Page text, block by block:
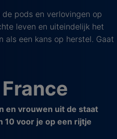
pods en verlovingen op
leven en uiteindelijk het
als een kans op herstel. Gaat
en vrouwen uit de staat
10 voor je op een rijtje